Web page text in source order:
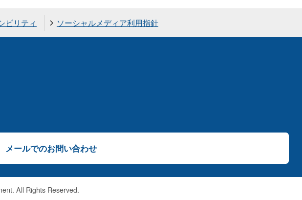
ビリティ ソーシャルメディア利用指針
メールでのお問い合わせ
All Rights Reserved.